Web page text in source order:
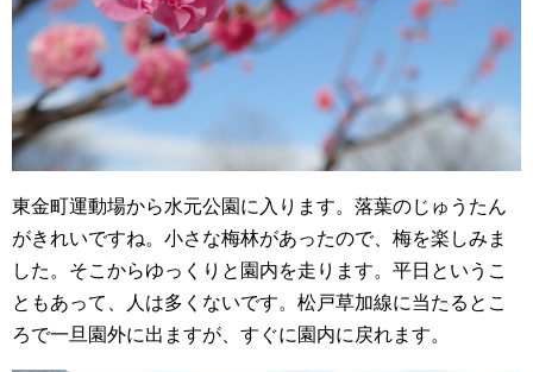
東金町運動場から水元公園に入ります。落葉のじゅうたん
がきれいですね。小さな梅林があったので、梅を楽しみま
した。そこからゆっくりと園内を走ります。平日というこ
ともあって、人は多くないです。松戸草加線に当たるとこ
ろで一旦園外に出ますが、すぐに園内に戻れます。